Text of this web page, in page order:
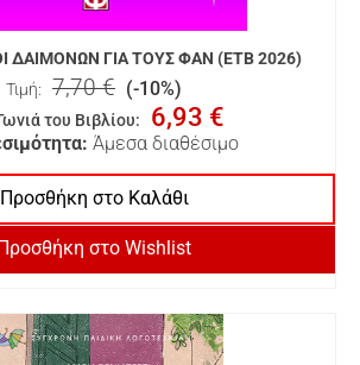
ΔΑΙΜΟΝΩΝ ΓΙΑ ΤΟΥΣ ΦΑΝ (ΕΤΒ 2026)
Τιμή: 7,70 € (-10%)
του Βιβλίου: 6,93 €
Άμεσα διαθέσιμο
Προσθήκη στο Καλάθι
Προσθήκη στο Wishlist